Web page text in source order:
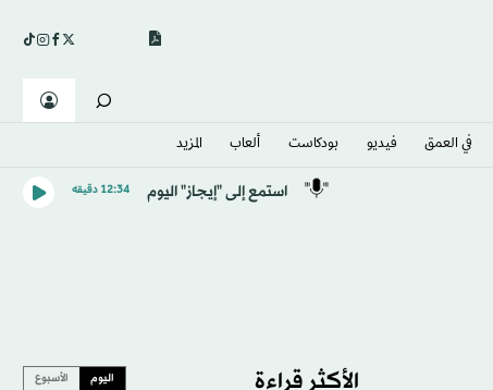
في العمق فيديو بودكاست ألعاب المزيد
استمع إلى "إيجاز" اليوم 12:34 دقيقه
الأكثر قراءة اليوم الأسبوع